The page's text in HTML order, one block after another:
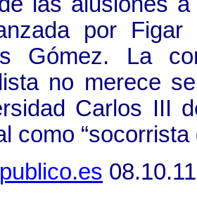
por Figar
Gómez. La
no merece
Carlos III
como
08.10.11